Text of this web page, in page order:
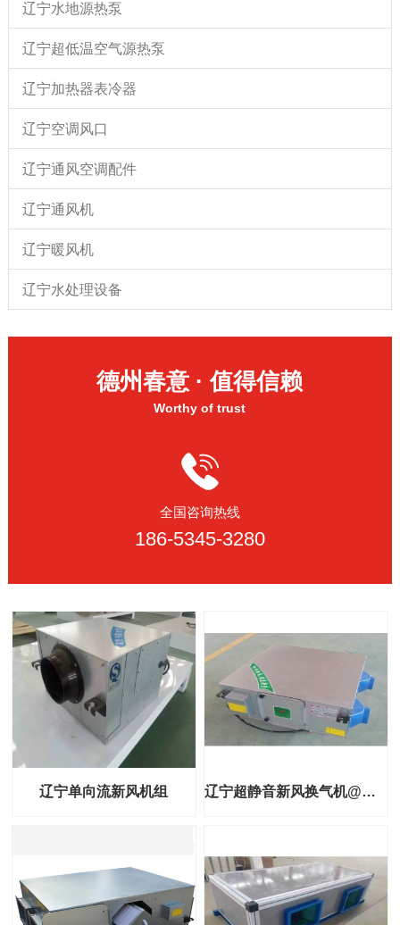
辽宁水地源热泵
辽宁超低温空气源热泵
辽宁加热器表冷器
辽宁空调风口
辽宁通风空调配件
辽宁通风机
辽宁暖风机
辽宁水处理设备
德州春意 · 值得信赖
Worthy of trust
全国咨询热线
186-5345-3280
辽宁单向流新风机组 辽宁超静音新风换气机@新风换气机型号参数@全热交换新风机